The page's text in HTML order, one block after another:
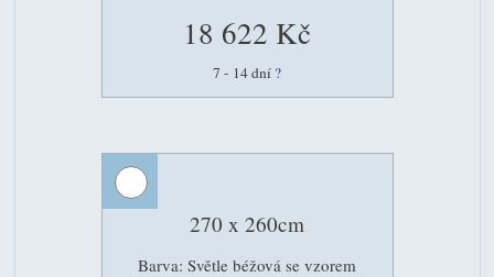
18 622 Kč
7 - 14 dní ?
270 x 260cm
Barva: Světle béžová se vzorem